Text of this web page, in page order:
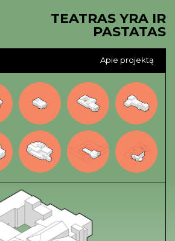
TEATRAS YRA IR
PASTATAS
Apie projektą